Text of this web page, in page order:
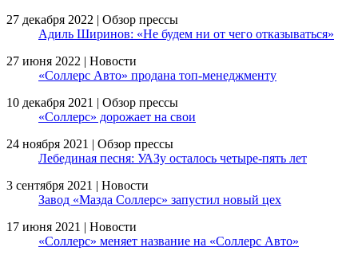
27 декабря 2022 | Обзор прессы
Адиль Ширинов: «Не будем ни от чего отказываться»
27 июня 2022 | Новости
«Соллерс Авто» продана топ-менеджменту
10 декабря 2021 | Обзор прессы
«Соллерс» дорожает на свои
24 ноября 2021 | Обзор прессы
Лебединая песня: УАЗу осталось четыре-пять лет
3 сентября 2021 | Новости
Завод «Мазда Соллерс» запустил новый цех
17 июня 2021 | Новости
«Соллерс» меняет название на «Соллерс Авто»